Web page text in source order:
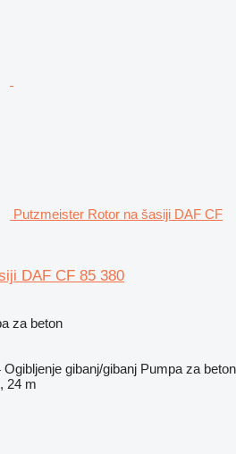
Putzmeister Rotor na šasiji DAF CF
DAF CF 85 380
za beton
Ogibljenje gibanj/gibanj Pumpa za beton
24 m